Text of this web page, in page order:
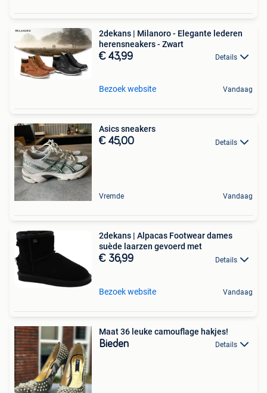
2dekans | Milanoro - Elegante lederen
herensneakers - Zwart
€ 43,99 Details
Bezoek website Vandaag
Asics sneakers
€ 45,00 Details
Vremde Vandaag
2dekans | Alpacas Footwear dames
suède laarzen gevoerd met
€ 36,99 Details
Bezoek website Vandaag
Maat 36 leuke camouflage hakjes!
Bieden Details